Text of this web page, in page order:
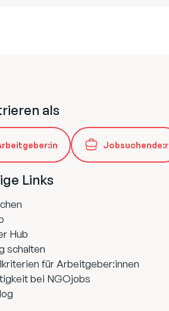
als
Jobsuchende:r
Links
Hub
schalten
für Arbeitgeber:innen
bei NGOjobs